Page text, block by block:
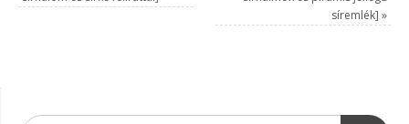
síremlék] »